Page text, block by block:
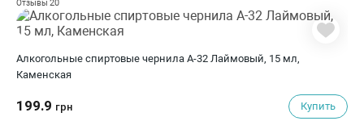
Отзывы 20
Алкогольные спиртовые чернила A-32 Лаймовый, 15 мл,
Каменская
199.9 грн Купить